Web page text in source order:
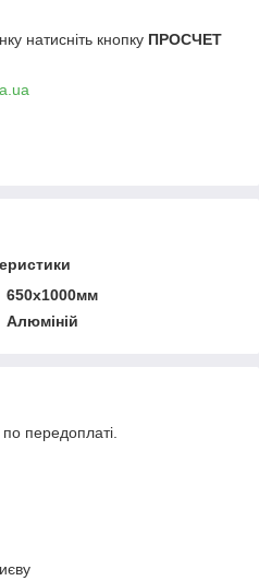
натисніть кнопку ПРОСЧЕТ
650х1000мм
Алюміній
передоплаті.